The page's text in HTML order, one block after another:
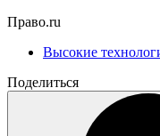
Право.ru
Высокие
Поделиться